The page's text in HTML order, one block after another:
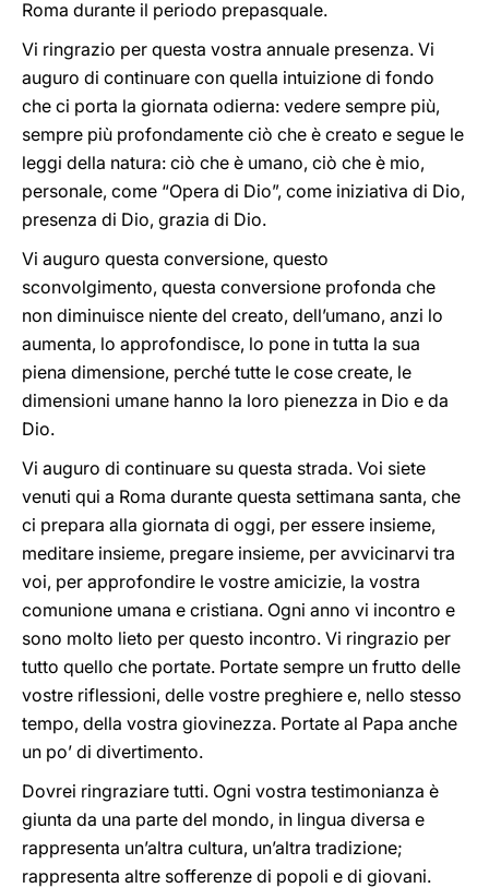
Roma durante il periodo prepasquale.
Vi ringrazio per questa vostra annuale presenza. Vi
auguro di continuare con quella intuizione di fondo
che ci porta la giornata odierna: vedere sempre più,
sempre più profondamente ciò che è creato e segue le
leggi della natura: ciò che è umano, ciò che è mio,
personale, come “Opera di Dio”, come iniziativa di Dio,
presenza di Dio, grazia di Dio.
Vi auguro questa conversione, questo
sconvolgimento, questa conversione profonda che
non diminuisce niente del creato, dell’umano, anzi lo
aumenta, lo approfondisce, lo pone in tutta la sua
piena dimensione, perché tutte le cose create, le
dimensioni umane hanno la loro pienezza in Dio e da
Dio.
Vi auguro di continuare su questa strada. Voi siete
venuti qui a Roma durante questa settimana santa, che
ci prepara alla giornata di oggi, per essere insieme,
meditare insieme, pregare insieme, per avvicinarvi tra
voi, per approfondire le vostre amicizie, la vostra
comunione umana e cristiana. Ogni anno vi incontro e
sono molto lieto per questo incontro. Vi ringrazio per
tutto quello che portate. Portate sempre un frutto delle
vostre riflessioni, delle vostre preghiere e, nello stesso
tempo, della vostra giovinezza. Portate al Papa anche
un po’ di divertimento.
Dovrei ringraziare tutti. Ogni vostra testimonianza è
giunta da una parte del mondo, in lingua diversa e
rappresenta un’altra cultura, un’altra tradizione;
rappresenta altre sofferenze di popoli e di giovani.